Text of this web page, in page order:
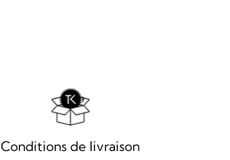
Conditions de livraison